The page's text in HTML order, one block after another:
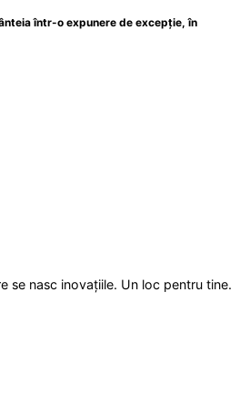
într-o expunere de excepție, în
se nasc inovațiile. Un loc pentru tine.